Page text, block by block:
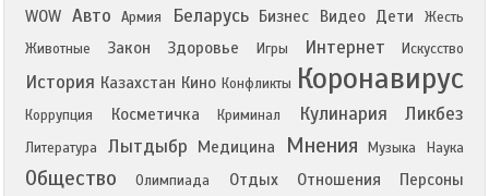
WOW Авто Армия Беларусь Бизнес Видео Дети
Жесть
Животные
Закон Здоровье Игры Интернет Искусство
История Казахстан Кино Конфликты Коронавирус
Коррупция Косметичка Криминал Кулинария Ликбез
Литература Лытдыбр Медицина Мнения Музыка Наука
Общество Олимпиада Отдых Отношения Персоны